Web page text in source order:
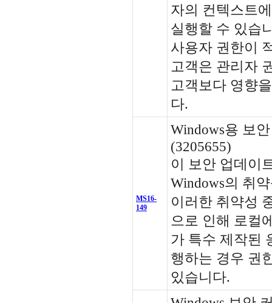
자의 컨텍스트
실행할 수 있습
사용자 권한이
고객은 관리자
고객보다 영향
다.
MS16-
149
Windows용 보
(3205655)
이 보안 업데이
Windows의 취
이러한 취약성
으로 인해 로컬
가 특수 제작된
행하는 경우 권
있습니다.